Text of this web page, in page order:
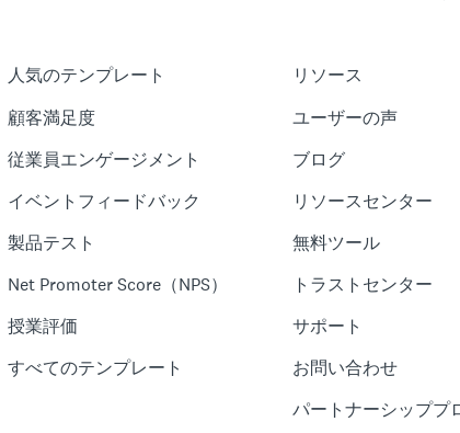
人気のテンプレート
顧客満足度
従業員エンゲージメント
イベントフィードバック
製品テスト
Net Promoter Score（NPS）
授業評価
すべてのテンプレート
リソース
ユーザーの声
ブログ
リソースセンター
無料ツール
トラストセンター
サポート
お問い合わせ
パートナーシッププ